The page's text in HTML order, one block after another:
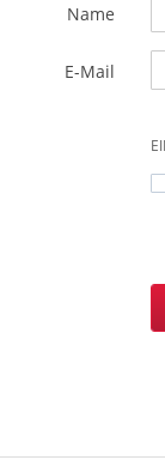
Name
E-Mail